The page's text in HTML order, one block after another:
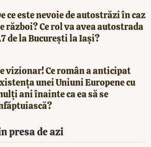
ce este nevoie de autostrăzi în caz
război? Ce rol va avea autostrada
de la București la Iași?
vizionar! Ce român a anticipat
unei Uniuni Europene cu
ani înainte ca ea să se
presa de azi